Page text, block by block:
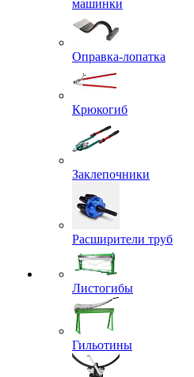
машинки
Оправка-лопатка
Крюкогиб
Заклепочники
Расширители труб
Листогибы
Гильотины